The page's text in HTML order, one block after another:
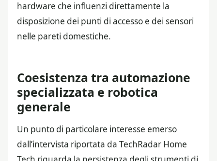
hardware che influenzi direttamente la
disposizione dei punti di accesso e dei sensori
nelle pareti domestiche.
Coesistenza tra automazione
specializzata e robotica
generale
Un punto di particolare interesse emerso
dall’intervista riportata da TechRadar Home